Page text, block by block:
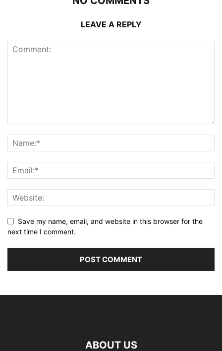
LEAVE A REPLY
Save my name, email, and website in this browser for the
next time I comment.
ABOUT US